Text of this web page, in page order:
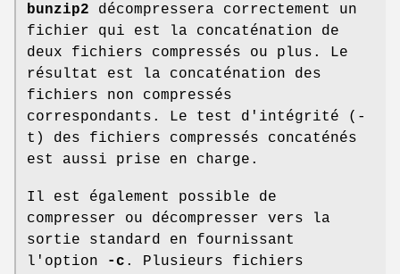
bunzip2 décompressera correctement un
fichier qui est la concaténation de
deux fichiers compressés ou plus. Le
résultat est la concaténation des
fichiers non compressés
correspondants. Le test d'intégrité (-
t) des fichiers compressés concaténés
est aussi prise en charge.
Il est également possible de
compresser ou décompresser vers la
sortie standard en fournissant
l'option
-c . Plusieurs fichiers